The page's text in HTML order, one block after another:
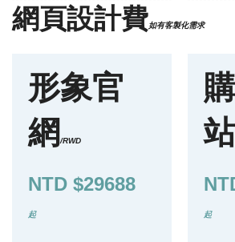
網頁設計費如有客製化需求
形象官
網 /RWD
NTD $29688
起
站
起